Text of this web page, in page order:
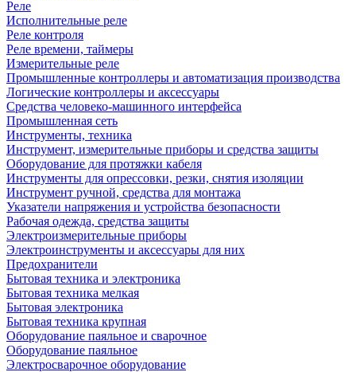
Реле
Исполнительные реле
Реле контроля
Реле времени, таймеры
Измерительные реле
Промышленные контроллеры и автоматизация производства
Логические контроллеры и аксессуары
Средства человеко-машинного интерфейса
Промышленная сеть
Инструменты, техника
Инструмент, измерительные приборы и средства защиты
Оборудование для протяжки кабеля
Инструменты для опрессовки, резки, снятия изоляции
Инструмент ручной, средства для монтажа
Указатели напряжения и устройства безопасности
Рабочая одежда, средства защиты
Электроизмерительные приборы
Электроинструменты и аксессуары для них
Предохранители
Бытовая техника и электроника
Бытовая техника мелкая
Бытовая электроника
Бытовая техника крупная
Оборудование паяльное и сварочное
Оборудование паяльное
Электросварочное оборудование